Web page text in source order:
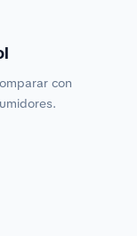
con